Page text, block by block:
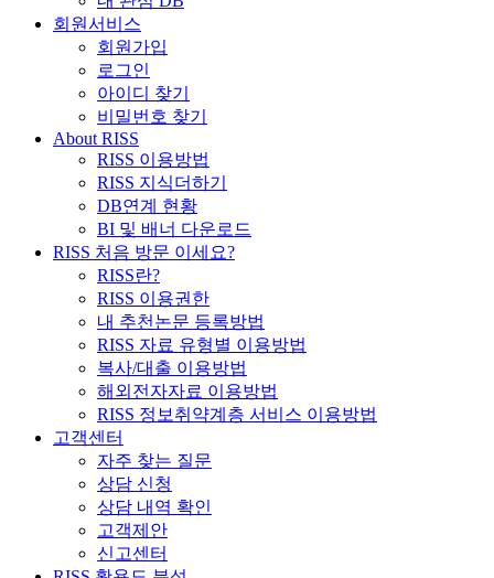
회원서비스
회원가입
로그인
아이디 찾기
비밀번호 찾기
About RISS
RISS 이용방법
RISS 지식더하기
DB연계 현황
BI 및 배너 다운로드
RISS 처음 방문 이세요?
RISS란?
RISS 이용권한
내 추천논문 등록방법
RISS 자료 유형별 이용방법
복사/대출 이용방법
해외전자자료 이용방법
RISS 정보취약계층 서비스 이용방법
고객센터
자주 찾는 질문
상담 신청
상담 내역 확인
고객제안
신고센터